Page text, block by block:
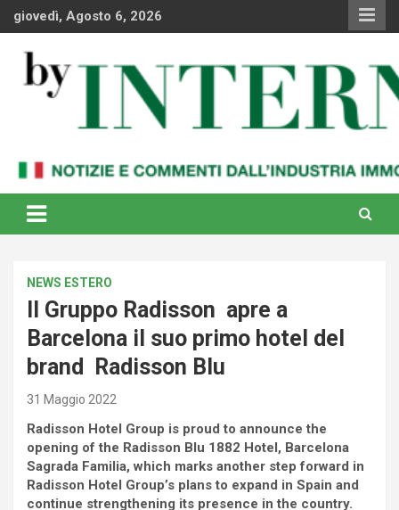
Skipgiovedì, Agosto 6, 2026
By Internews
internazionale
NEWS ESTERO
Il Gruppo Radisson apre a
Barcelona il suo primo hotel del
brand Radisson Blu
31 Maggio 2022
Radisson Hotel Group is proud to announce the
opening of the Radisson Blu 1882 Hotel, Barcelona
Sagrada Familia, which marks another step forward in
Radisson Hotel Group’s plans to expand in Spain and
continue strengthening its presence in the country.